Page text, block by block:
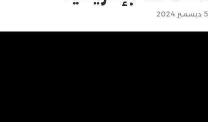
5 ديسمبر 2024